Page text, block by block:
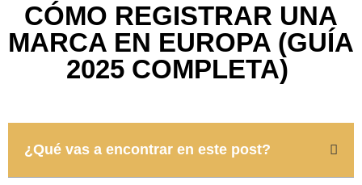
CÓMO REGISTRAR UNA
MARCA EN EUROPA (GUÍA
2025 COMPLETA)
¿Qué vas a encontrar en este post?